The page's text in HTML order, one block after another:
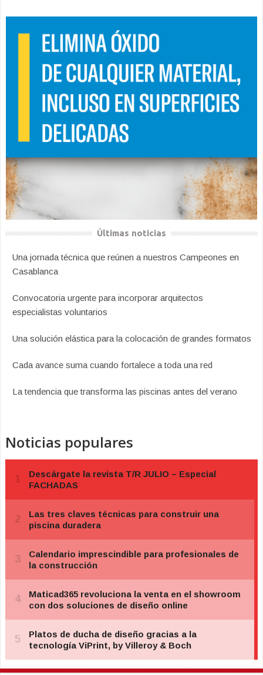
Últimas noticias
Una jornada técnica que reúnen a nuestros Campeones en
Casablanca
Convocatoria urgente para incorporar arquitectos
especialistas voluntarios
Una solución elástica para la colocación de grandes formatos
Cada avance suma cuando fortalece a toda una red
La tendencia que transforma las piscinas antes del verano
Noticias populares